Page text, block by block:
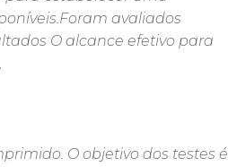
avaliados
O alcance efetivo para
O objetivo dos testes é